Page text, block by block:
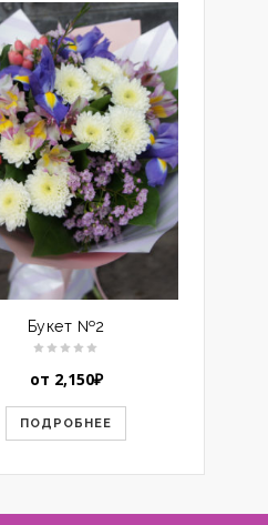
Букет №2
от 2,150₽
ПОДРОБНЕЕ